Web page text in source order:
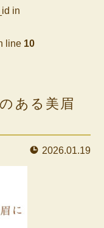
in
line 10
ある美眉
2026.01.19